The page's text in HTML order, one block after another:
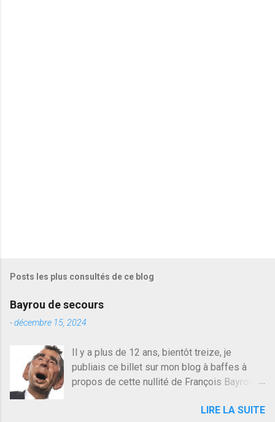
Posts les plus consultés de ce blog
Bayrou de secours
-décembre 15, 2024
Il y a plus de 12 ans, bientôt treize, je
publiais ce billet sur mon blog à baffes à
propos de cette nullité de François Bayrou. Il
quelqu'un, je ne parle pas des couples mais
LIRE LA SUITE